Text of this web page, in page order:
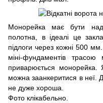
Монорейка має бути
полотна, в ідеалі це
підлоги через кожні 500
міні-фундаментів
приварюється монорейка.
можна заанкеритися в неї.
не дуже хороша.
Фото клікабельно.